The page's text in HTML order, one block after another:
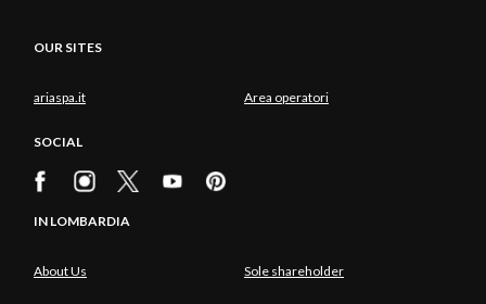
OUR SITES
ariaspa.it Area operatori
SOCIAL
IN LOMBARDIA
About Us Sole shareholder